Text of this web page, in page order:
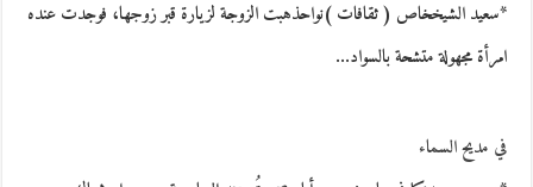
*سعيد الشيخخاص ( ثقافات )نواحذهبت الزوجة لزيارة قبر زوجها، فوجدت عنده
امرأة مجهولة متشحة بالسواد…
في مديح السماء